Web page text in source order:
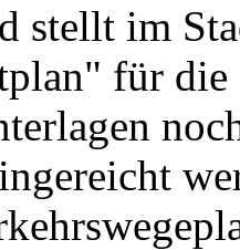
stellt im
für die